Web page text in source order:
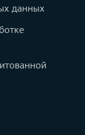
данных